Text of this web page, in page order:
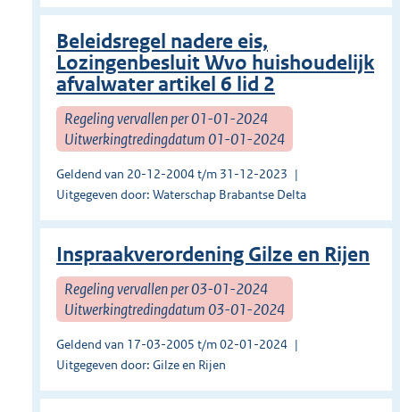
Beleidsregel nadere eis,
Lozingenbesluit Wvo huishoudelijk
afvalwater artikel 6 lid 2
Regeling vervallen per 01-01-2024
Uitwerkingtredingdatum 01-01-2024
Geldend van 20-12-2004 t/m 31-12-2023
Uitgegeven door: Waterschap Brabantse Delta
Inspraakverordening Gilze en Rijen
Regeling vervallen per 03-01-2024
Uitwerkingtredingdatum 03-01-2024
Geldend van 17-03-2005 t/m 02-01-2024
Uitgegeven door: Gilze en Rijen